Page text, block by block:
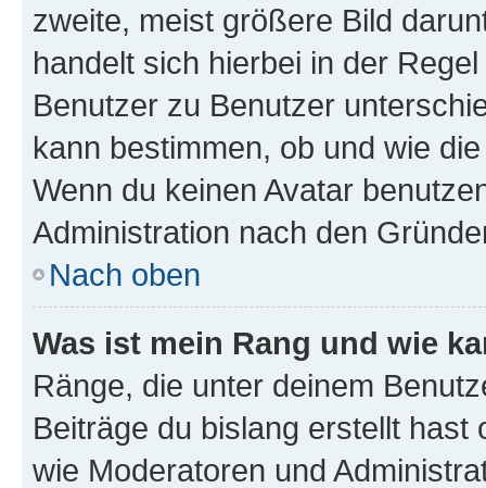
zweite, meist größere Bild
handelt sich hierbei in der
Benutzer zu Benutzer
kann bestimmen, ob und wie
Wenn du keinen Avatar
Administration nach den
Nach oben
Was ist mein Rang und wie
Ränge, die unter deinem
Beiträge du bislang erstellt
wie Moderatoren und